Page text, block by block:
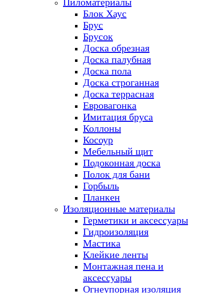
Блок Хаус
Брус
Брусок
Доска обрезная
Доска палубная
Доска пола
Доска строганная
Доска террасная
Евровагонка
Имитация бруса
Коллоны
Косоур
Мебельный щит
Подоконная доска
Полок для бани
Горбыль
Планкен
Изоляционные материалы
Герметики и аксессуары
Гидроизоляция
Мастика
Клейкие ленты
Монтажная пена и
аксессуары
Огнеупорная изоляция